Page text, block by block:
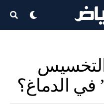
في الدماغ؟